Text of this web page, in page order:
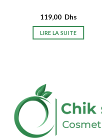
119,00 Dhs
LIRE LA SUITE